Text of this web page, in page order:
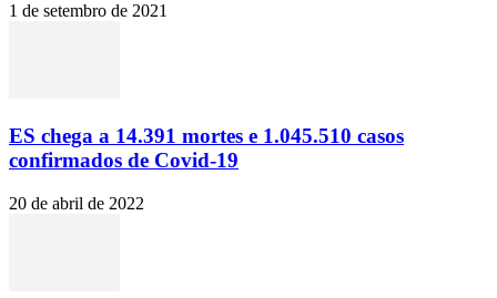
1 de setembro de 2021
ES chega a 14.391 mortes e 1.045.510 casos
confirmados de Covid-19
20 de abril de 2022